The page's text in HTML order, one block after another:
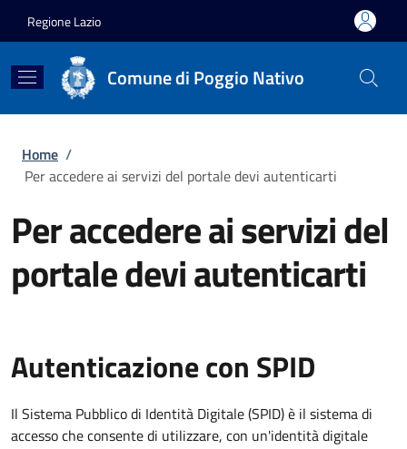
Regione Lazio
Comune di Poggio Nativo
Briciole di pane
Home /
Per accedere ai servizi del portale devi autenticarti
Per accedere ai servizi del
portale devi autenticarti
Autenticazione con SPID
Il Sistema Pubblico di Identità Digitale (SPID) è il sistema di
accesso che consente di utilizzare, con un'identità digitale